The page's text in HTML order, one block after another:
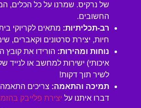
של נרקיס. שמרנו על כל הכלים,
החשובים.
רב-תכליתיות: מתאים לקריוקי
חיות, יצירת סרטונים וקאברים,
נוחות ומהירות:
איכותי) ישירות למחשב או לנייד
לשיר תוך דקות!
תמיכה והתאמה: צריכים
דברו איתנו על יצירת פלייבק